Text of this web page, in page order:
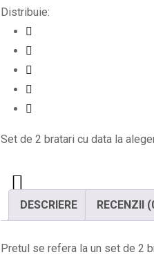
Distribuie:
Set de 2 bratari cu data la
DESCRIERE RECENZII
Pretul se refera la un set de 2